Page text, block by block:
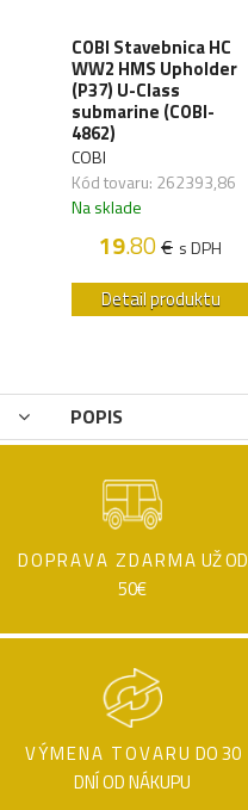
COBI Stavebnica HC
WW2 HMS Upholder
(P37) U-Class
submarine (COBI-
4862)
COBI
Kód tovaru: 262393,86
Na sklade
19.80€ s DPH
Detail produktu
POPIS
DOPRAVA ZDARMA UŽ OD
50€
VÝMENA TOVARU DO 30
DNÍ OD NÁKUPU